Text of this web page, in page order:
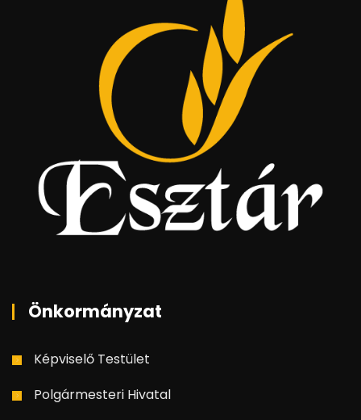
Önkormányzat
Képviselő Testület
Polgármesteri Hivatal